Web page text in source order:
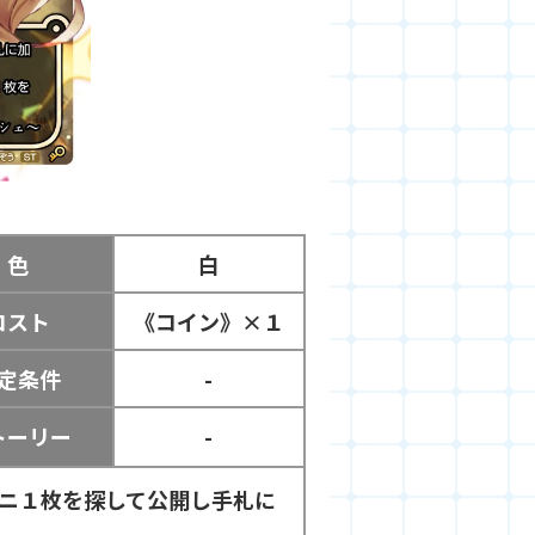
色
白
スト
《コイン》×１
条件
-
ーリー
-
１枚を探して公開し手札に